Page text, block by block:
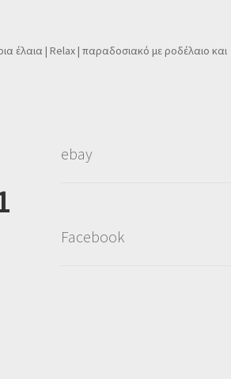
έλαια | Relax | παραδοσιακό με ροδέλαιο και
ebay
Facebook